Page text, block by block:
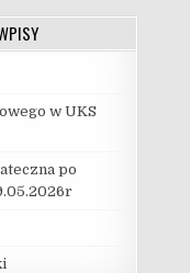
w UKS
po